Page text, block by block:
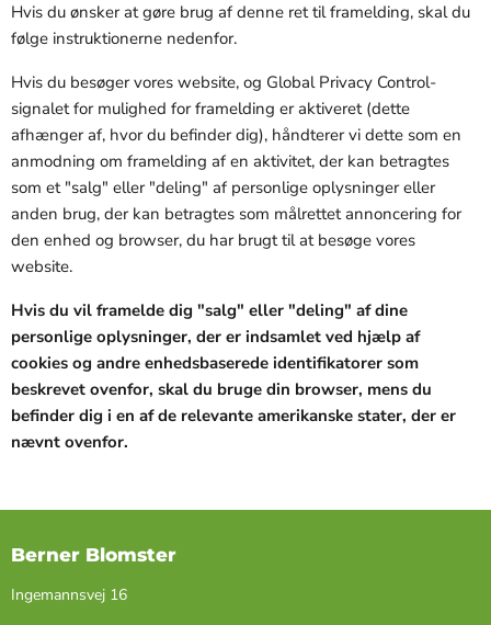
Hvis du ønsker at gøre brug af denne ret til framelding, skal du
følge instruktionerne nedenfor.
Hvis du besøger vores website, og Global Privacy Control-
signalet for mulighed for framelding er aktiveret (dette
afhænger af, hvor du befinder dig), håndterer vi dette som en
anmodning om framelding af en aktivitet, der kan betragtes
som et "salg" eller "deling" af personlige oplysninger eller
anden brug, der kan betragtes som målrettet annoncering for
den enhed og browser, du har brugt til at besøge vores
website.
Hvis du vil framelde dig "salg" eller "deling" af dine
personlige oplysninger, der er indsamlet ved hjælp af
cookies og andre enhedsbaserede identifikatorer som
beskrevet ovenfor, skal du bruge din browser, mens du
befinder dig i en af de relevante amerikanske stater, der er
nævnt ovenfor.
Berner Blomster
Ingemannsvej 16